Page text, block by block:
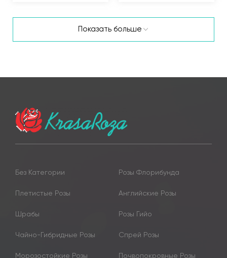
Показать больше
Без Категории Розы Флорибунда
Плетистые Розы Английские Розы
Шрабы Розы Гийо
Чайно-Гибридные Розы Спрей Розы
Морозостойкие Розы Почвопокровные Розы